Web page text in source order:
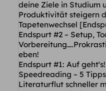
deine Ziele in Studium
Produktivität steigern
Tapetenwechsel
Endspurt #2 – Setup,
eben!
Endspurt #1: Auf geht's!
Speedreading – 5
Literaturflut schneller